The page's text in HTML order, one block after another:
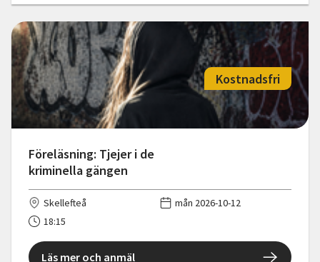
Föreläsning: Tjejer i de
kriminella gängen
Kostnadsfri
Skellefteå
mån 2026-10-12
18:15
Läs mer och anmäl